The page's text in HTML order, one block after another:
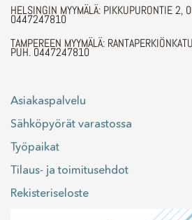
HELSINGIN MYYMÄLÄ: PIKKUPURONTIE
0447247810
TAMPEREEN MYYMÄLÄ:
PUH. 0447247810
Asiakaspalvelu
Sähköpyörät varastossa
Työpaikat
Tilaus- ja toimitusehdot
Rekisteriseloste